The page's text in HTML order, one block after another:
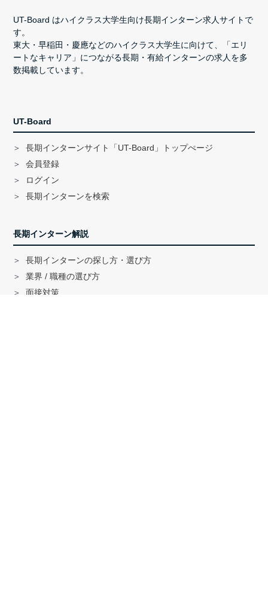
UT-Board はハイクラス大学生向け長期インターン求人サイトで
す。
東大・早稲田・慶應などのハイクラス大学生に向けて、「エリ
ートなキャリア」につながる長期・有給インターンの求人を多
数掲載しています。
UT-Board
長期インターンサイト「UT-Board」トップぺージ
会員登録
ログイン
長期インターンを検索
長期インターン解説
長期インターンの探し方・選び方
業界 / 職種の選び方
面接対策